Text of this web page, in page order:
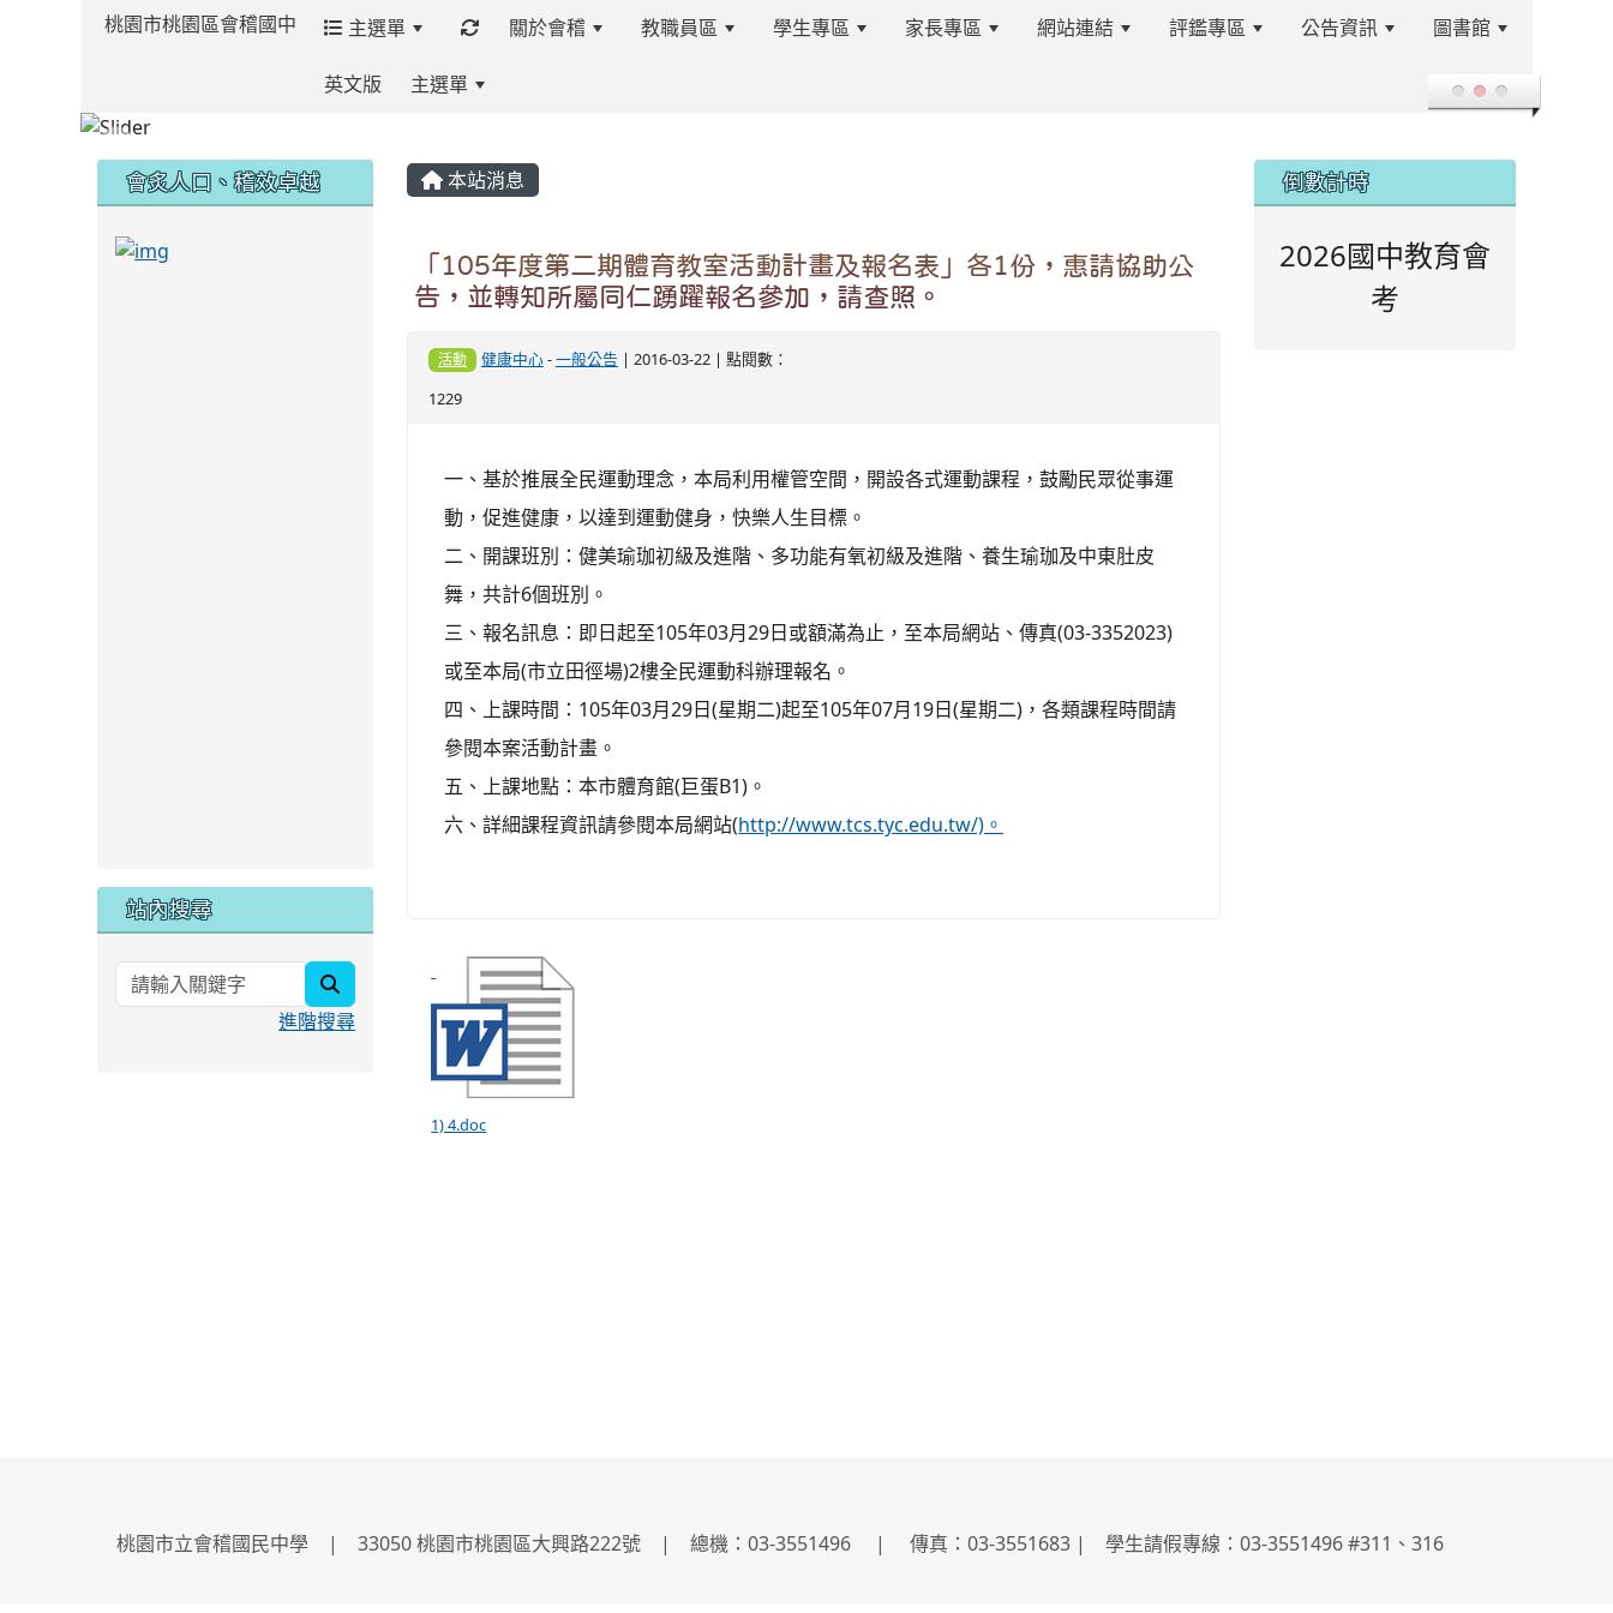
桃園市桃園區會稽國中 主選單 關於會稽 教職員區 學生專區 家長專區 網站連結 評鑑專區 公告資訊 圖書館
英文版 主選單 登入
本站消息
「105年度第二期體育教室活動計畫及報名表」各1份，惠請協助公
告，並轉知所屬同仁踴躍報名參加，請查照。
活動 健康中心-一般公告 | 2016-03-22 | 點閱數：
1229
一、基於推展全民運動理念，本局利用權管空間，開設各式運動課程，鼓勵民眾從事運
動，促進健康，以達到運動健身，快樂人生目標。
二、開課班別：健美瑜珈初級及進階、多功能有氧初級及進階、養生瑜珈及中東肚皮
舞，共計6個班別。
三、報名訊息：即日起至105年03月29日或額滿為止，至本局網站、傳真(03-3352023)
或至本局(市立田徑場)2樓全民運動科辦理報名。
四、上課時間：105年03月29日(星期二)起至105年07月19日(星期二)，各類課程時間請
參閱本案活動計畫。
五、上課地點：本市體育館(巨蛋B1)。
六、詳細課程資訊請參閱本局網站(http://www.tcs.tyc.edu.tw/)。
1) 4.doc
會炙人口、稽效卓越
link to https://sites.google.com/kjjhs.tyc.edu.tw/kjjhsnews/%E9%A6%96%E9%A0%81
link to https://sites.google.com/kjjhs.tyc.edu.tw/kjjhsnews/%E9%A6%96%E9%A0%81
站內搜尋
進階搜尋
倒數計時
2026國中教育會
考
桃園市立會稽國民中學 | 33050 桃園市桃園區大興路222號 | 總機：03-3551496 | 傳真：03-3551683 | 學生請假專線：03-3551496 #311、316